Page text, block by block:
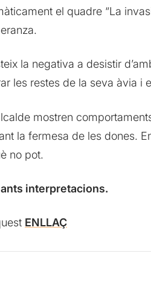
el quadre “La
la negativa a desistir
les restes de la seva àvia i
mostren
la fermesa de les dones.
no pot.
interpretacions.
ENLLAÇ